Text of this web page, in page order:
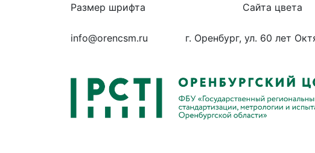
Размер шрифта Сайта цвета
info@orencsm.ru
г. Оренбург, ул. 60 лет